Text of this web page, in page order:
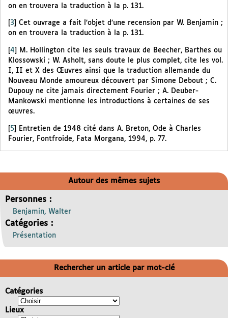
on en trouvera la traduction à la p. 131.
3
Cet ouvrage a fait l’objet d’une recension par W. Benjamin ;
on en trouvera la traduction à la p. 131.
4
M. Hollington cite les seuls travaux de Beecher, Barthes ou
Klossowski ; W. Asholt, sans doute le plus complet, cite les vol.
I, II et X des Œuvres ainsi que la traduction allemande du
Nouveau Monde amoureux découvert par Simone Debout ; C.
Dupouy ne cite jamais directement Fourier ; A. Deuber-
Mankowski mentionne les introductions à certaines de ses
œuvres.
[5]
Entretien de 1948 cité dans A. Breton, Ode à Charles
Fourier, Fontfroide, Fata Morgana, 1994, p. 77.
Autour des mêmes sujets
Personnes :
Benjamin, Walter
Catégories :
Présentation
Rechercher un article par mot-clé
Catégories
Lieux